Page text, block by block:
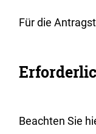
Für die
Beachten Sie